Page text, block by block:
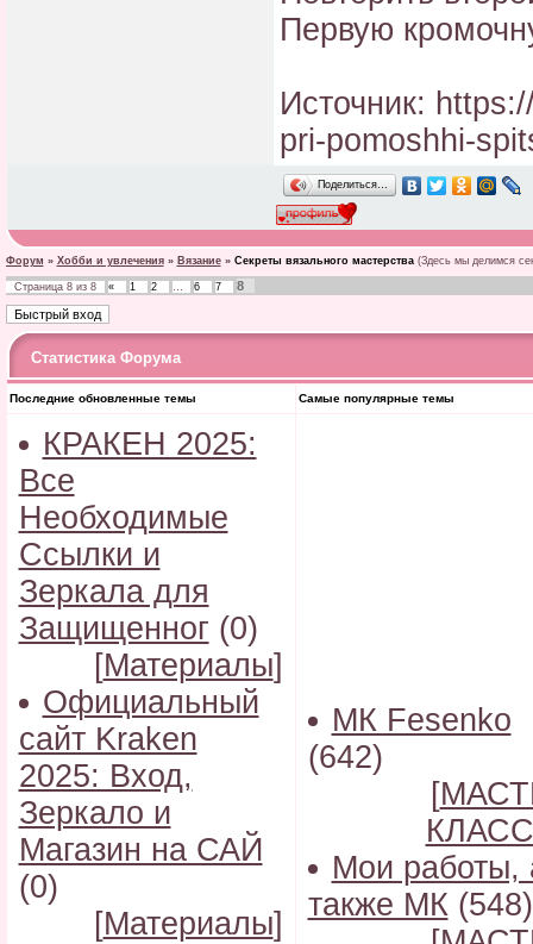
Первую
Источник:
pri-pomoshhi-
Поделиться…
Форум » Хобби и увлечения » Вязание » Секреты вязального мастерства (Здесь мы делимся
Страница 8из 8 « 1 2 … 6 7 8
Статистика Форума
Последние обновленные темы Самые популярные темы
КРАКЕН 2025:
Все
Необходимые
Ссылки и
Зеркала для
Защищенног (0)
[Материалы]
Официальный
сайт Kraken
2025: Вход,
Зеркало и
Магазин на САЙ
(0)
[Материалы]
МК Fesenko
(642)
[
Мои работы,
также МК (548)